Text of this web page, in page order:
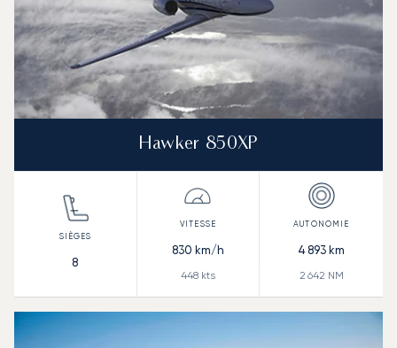
Hawker 850XP
8
830 km/h
448kts
4 893 km
2 642 NM